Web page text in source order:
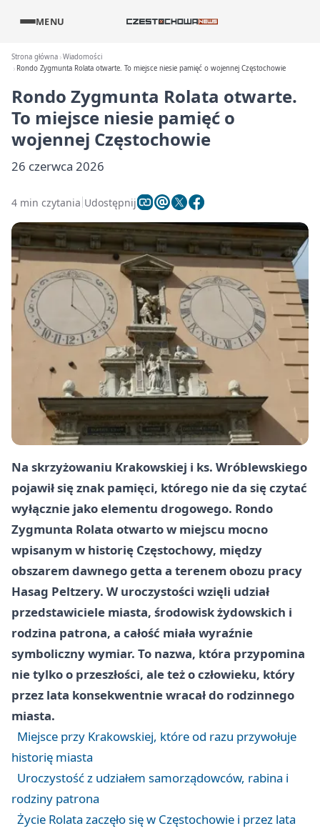
MENU
Strona główna Wiadomości
Rondo Zygmunta Rolata otwarte. To miejsce niesie pamięć o wojennej Częstochowie
Rondo Zygmunta Rolata otwarte.
To miejsce niesie pamięć o
wojennej Częstochowie
26 czerwca 2026
4 min czytania Udostępnij
Na skrzyżowaniu Krakowskiej i ks. Wróblewskiego
pojawił się znak pamięci, którego nie da się czytać
wyłącznie jako elementu drogowego. Rondo
Zygmunta Rolata otwarto w miejscu mocno
wpisanym w historię Częstochowy, między
obszarem dawnego getta a terenem obozu pracy
Hasag Peltzery. W uroczystości wzięli udział
przedstawiciele miasta, środowisk żydowskich i
rodzina patrona, a całość miała wyraźnie
symboliczny wymiar. To nazwa, która przypomina
nie tylko o przeszłości, ale też o człowieku, który
przez lata konsekwentnie wracał do rodzinnego
miasta.
Miejsce przy Krakowskiej, które od razu przywołuje
historię miasta
Uroczystość z udziałem samorządowców, rabina i
rodziny patrona
Życie Rolata zaczęło się w Częstochowie i przez lata